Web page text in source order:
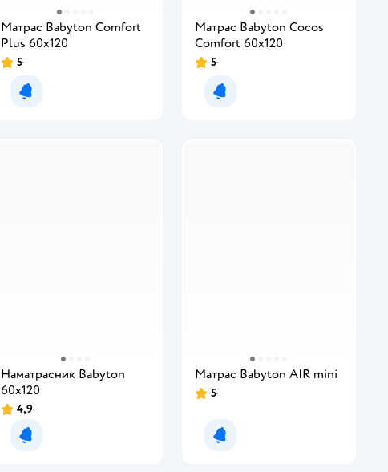
Матрас Babyton Comfort
Plus 60х120
5
Уведомить о появлении
Матрас Babyton Cocos
Comfort 60х120
5
Уведомить о появлении
Наматрасник Babyton
60х120
4,9
Уведомить о появлении
Матрас Babyton AIR mini
5
Уведомить о появлении